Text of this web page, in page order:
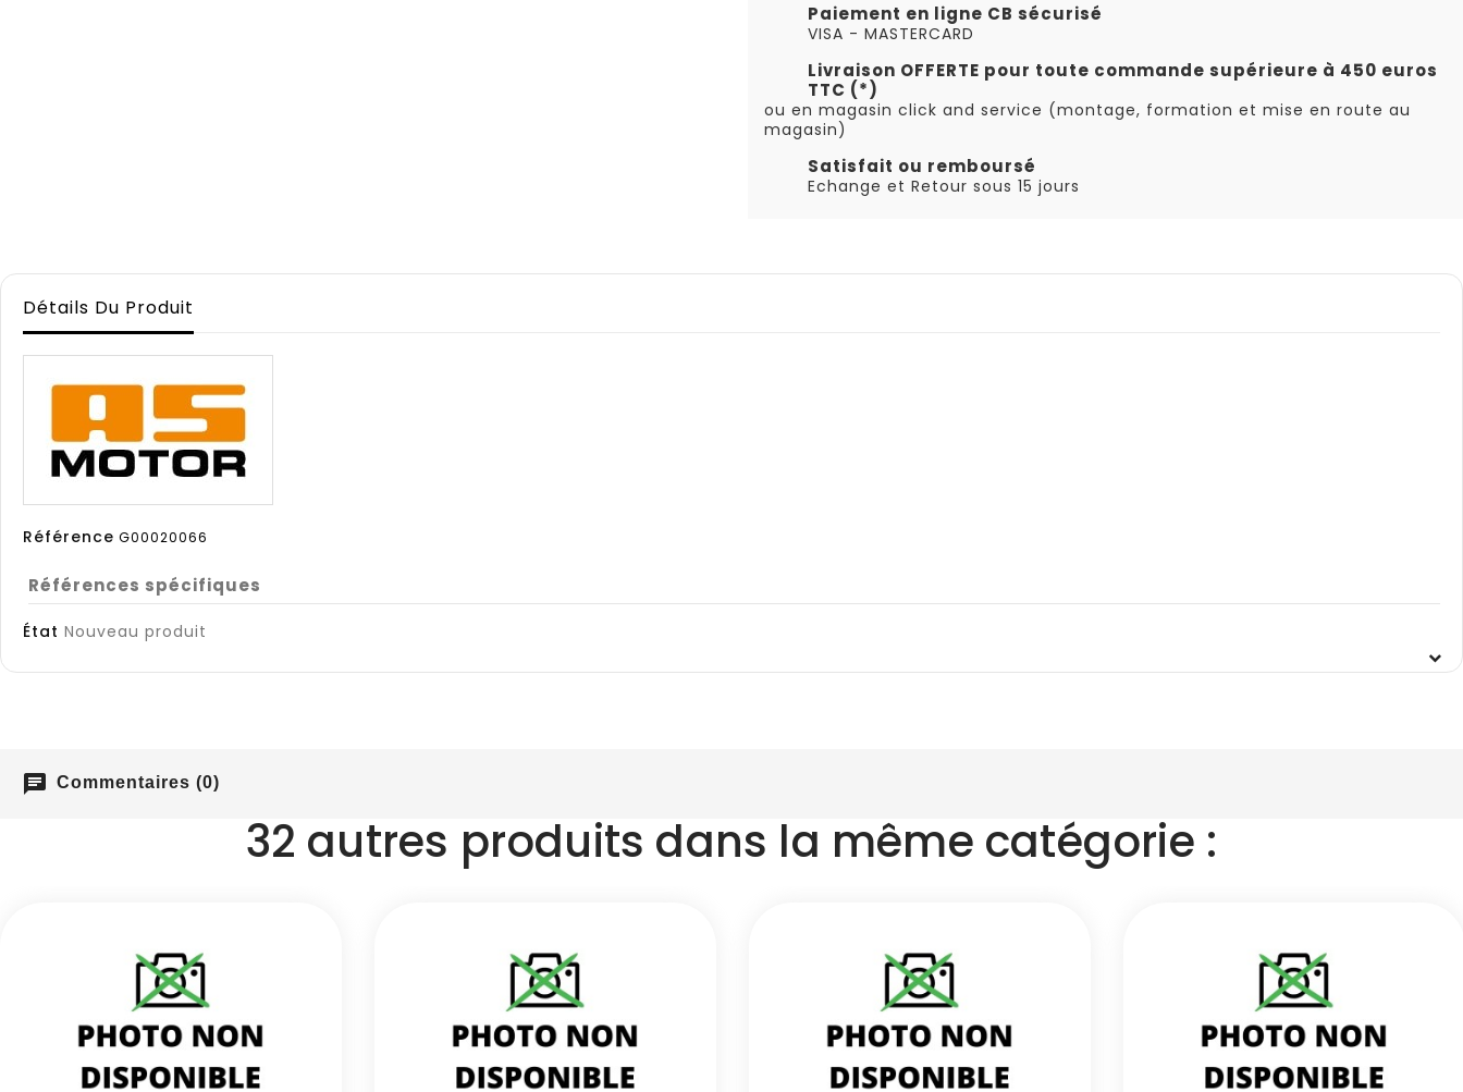
Paiement en ligne CB sécurisé
VISA - MASTERCARD
Livraison OFFERTE pour toute commande supérieure à 450 euros
TTC (*)
ou en magasin click and service (montage, formation et mise en route au
magasin)
Satisfait ou remboursé
Echange et Retour sous 15 jours
Détails Du Produit
Référence G00020066
Références spécifiques
État Nouveau produit
chat Commentaires (0)
32 autres produits dans la même catégorie :